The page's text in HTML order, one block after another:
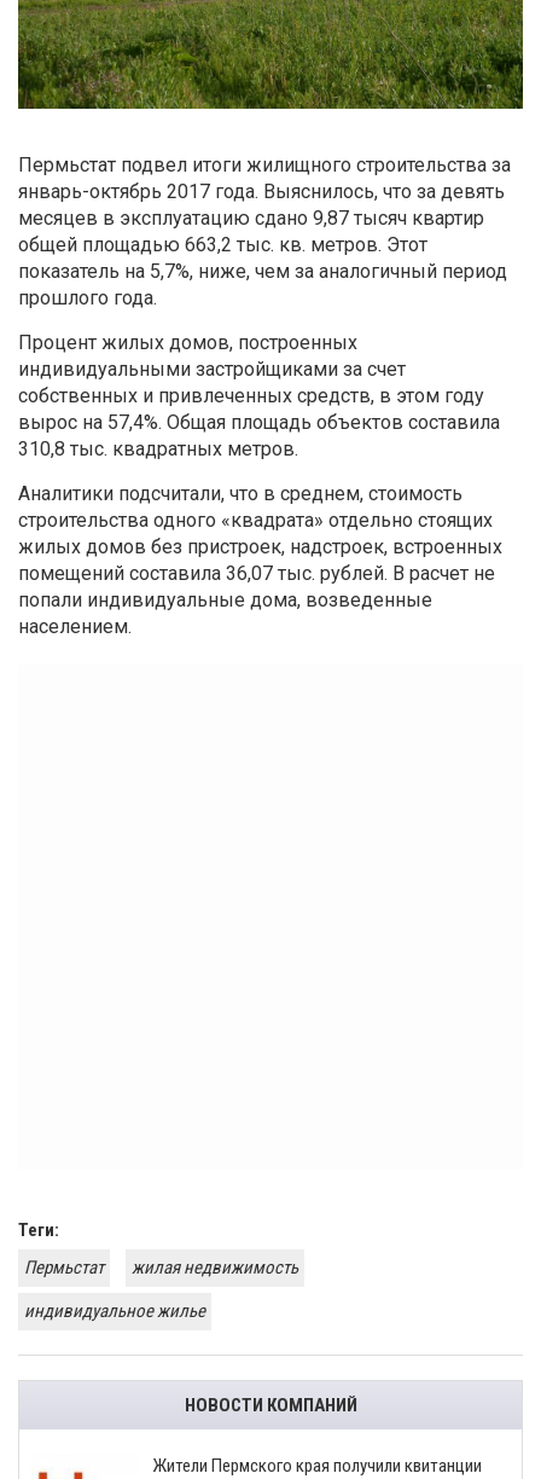
Пермьстат подвел итоги жилищного строительства за
январь-октябрь 2017 года. Выяснилось, что за девять
месяцев в эксплуатацию сдано 9,87 тысяч квартир
общей площадью 663,2 тыс. кв. метров. Этот
показатель на 5,7%, ниже, чем за аналогичный период
прошлого года.
Процент жилых домов, построенных
индивидуальными застройщиками за счет
собственных и привлеченных средств, в этом году
вырос на 57,4%. Общая площадь объектов составила
310,8 тыс. квадратных метров.
Аналитики подсчитали, что в среднем, стоимость
строительства одного «квадрата» отдельно стоящих
жилых домов без пристроек, надстроек, встроенных
помещений составила 36,07 тыс. рублей. В расчет не
попали индивидуальные дома, возведенные
населением.
Теги:
Пермьстат
жилая недвижимость
индивидуальное жилье
НОВОСТИ КОМПАНИЙ
​Жители Пермского края получили квитанции